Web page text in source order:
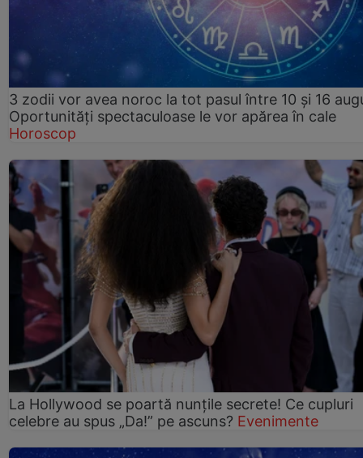
3 zodii vor avea noroc la tot pasul între 10 și 16
Oportunități spectaculoase le vor apărea în cale
Horoscop
La Hollywood se poartă nunțile secrete! Ce cupluri
celebre au spus „Da!” pe ascuns? Evenimente